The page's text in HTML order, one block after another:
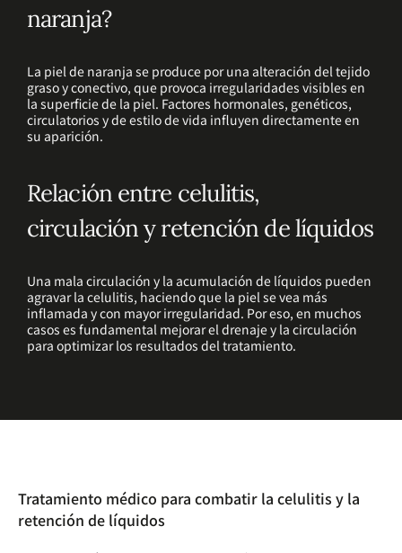
naranja?
La piel de naranja se produce por una alteración del tejido
graso y conectivo, que provoca irregularidades visibles en
la superficie de la piel. Factores hormonales, genéticos,
circulatorios y de estilo de vida influyen directamente en
su aparición.
Relación entre celulitis,
circulación y retención de líquidos
Una mala circulación y la acumulación de líquidos pueden
agravar la celulitis, haciendo que la piel se vea más
inflamada y con mayor irregularidad. Por eso, en muchos
casos es fundamental mejorar el drenaje y la circulación
para optimizar los resultados del tratamiento.
Tratamiento médico para combatir la celulitis y la
retención de líquidos